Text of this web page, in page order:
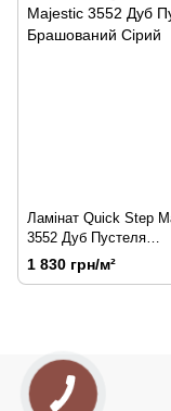
Ламінат Quick Step
3552 Дуб Пустеля
Брашований Сірий
1 830 грн/м²